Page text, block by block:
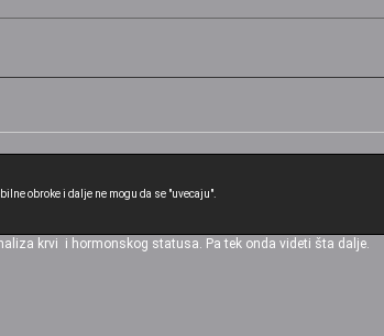
obroke i dalje ne mogu da se "uvecaju".
krvi i hormonskog statusa. Pa tek onda videti šta dalje.